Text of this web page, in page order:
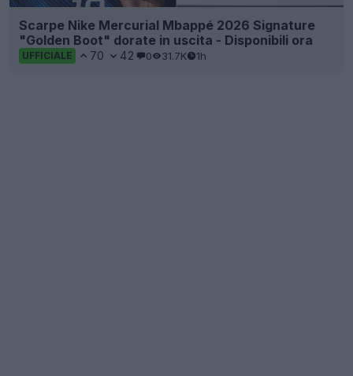
Scarpe Nike Mercurial Mbappé 2026 Signature
"Golden Boot" dorate in uscita - Disponibili ora
UFFICIALE 70 42 0 31.7K 1h